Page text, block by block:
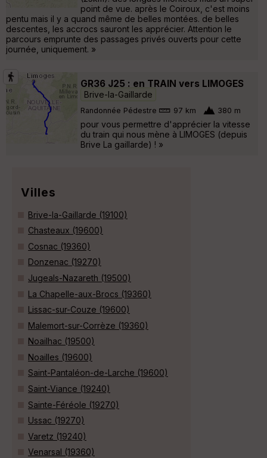
point de vue. après le Coiroux, c'est moins
pentu mais il y a quand même de belles montées. de belles
descentes, les accrocs sauront les apprécier. Attention le
parcours emprunte des passages privés ouverts pour cette
journée, uniquement. »
GR36 J25 : en TRAIN vers LIMOGES
Brive-la-Gaillarde
Randonnée Pédestre 97 km 380 m
pour vous permettre d'apprécier la vitesse
du train qui nous mène à LIMOGES (depuis
Brive La gaillarde) ! »
Villes
Brive-la-Gaillarde (19100)
Chasteaux (19600)
Cosnac (19360)
Donzenac (19270)
Jugeals-Nazareth (19500)
La Chapelle-aux-Brocs (19360)
Lissac-sur-Couze (19600)
Malemort-sur-Corrèze (19360)
Noailhac (19500)
Noailles (19600)
Saint-Pantaléon-de-Larche (19600)
Saint-Viance (19240)
Sainte-Féréole (19270)
Ussac (19270)
Varetz (19240)
Venarsal (19360)